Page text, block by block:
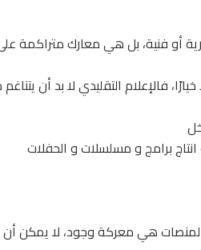
أو فنية، بل هي معارك متراكمة
فالإعلام التقليدي لا بد أن
برامج و مسلسلات و الحفلات
هي معركة وجود، لا يمكن